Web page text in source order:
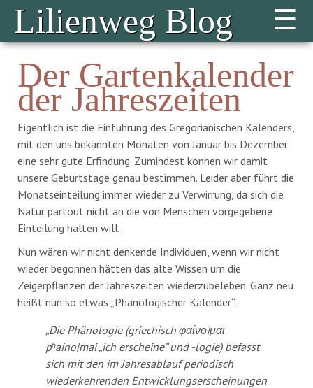
☰
Der Gartenkalender
der Jahreszeiten
Eigentlich ist die Einführung des Gregorianischen Kalenders,
mit den uns bekannten Monaten von Januar bis Dezember
eine sehr gute Erfindung. Zumindest können wir damit
unsere Geburtstage genau bestimmen. Leider aber führt die
Monatseinteilung immer wieder zu Verwirrung, da sich die
Natur partout nicht an die von Menschen vorgegebene
Einteilung halten will.
Nun wären wir nicht denkende Individuen, wenn wir nicht
wieder begonnen hätten das alte Wissen um die
Zeigerpflanzen der Jahreszeiten wiederzubeleben. Ganz neu
heißt nun so etwas „Phänologischer Kalender“.
„Die Phänologie (griechisch φαίνο|μαι
pʰaíno|mai „ich erscheine“ und -logie) befasst
sich mit den im Jahresablauf periodisch
wiederkehrenden Entwicklungserscheinungen
Lilienweg Blog